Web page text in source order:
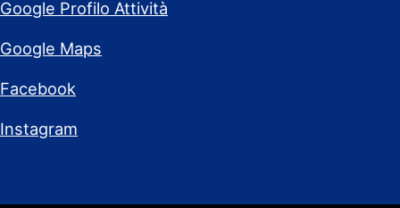
Google Profilo Attività
Google Maps
Facebook
Instagram